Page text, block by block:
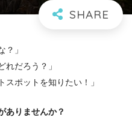
？」
れだろう？」
スポットを知りたい！」
ありませんか？